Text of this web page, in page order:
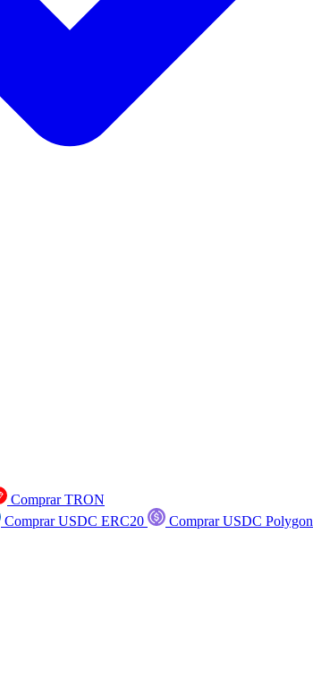
Comprar TRON
Comprar USDC ERC20
Comprar USDC Polygon